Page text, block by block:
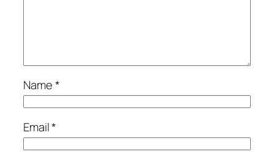
Name*
Email*